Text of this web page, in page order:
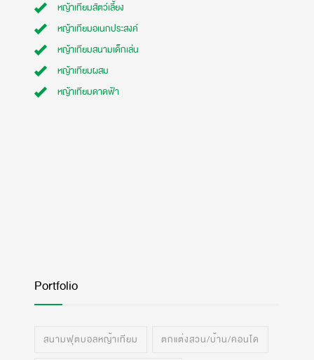
หญ้าเทียมสัตว์เลี้ยง
หญ้าเทียมอเนกประสงค์
หญ้าเทียมสนามเด็กเล่น
หญ้าเทียมผสม
หญ้าเทียมดาดฟ้า
Portfolio
สนามฟุตบอลหญ้าเทียม ตกแต่งสวน/บ้าน/คอนโด